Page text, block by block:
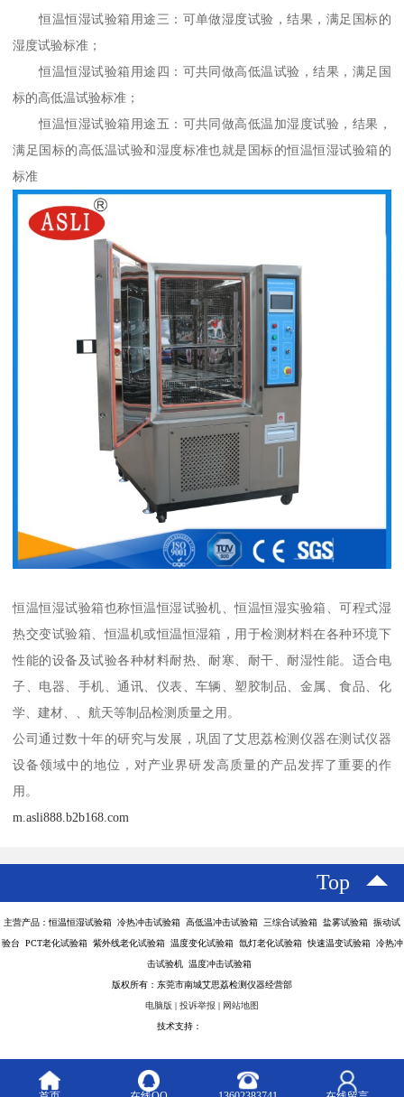
恒温恒湿试验箱用途三：可单做湿度试验，结果，满足国标的
湿度试验标准；
恒温恒湿试验箱用途四：可共同做高低温试验，结果，满足国
标的高低温试验标准；
恒温恒湿试验箱用途五：可共同做高低温加湿度试验，结果，
满足国标的高低温试验和湿度标准也就是国标的恒温恒湿试验箱的
标准
恒温恒湿试验箱也称恒温恒湿试验机、恒温恒湿实验箱、可程式湿
热交变试验箱、恒温机或恒温恒湿箱，用于检测材料在各种环境下
性能的设备及试验各种材料耐热、耐寒、耐干、耐湿性能。适合电
子、电器、手机、通讯、仪表、车辆、塑胶制品、金属、食品、化
学、建材、、航天等制品检测质量之用。
公司通过数十年的研究与发展，巩固了艾思荔检测仪器在测试仪器
设备领域中的地位，对产业界研发高质量的产品发挥了重要的作
用。
m.asli888.b2b168.com
Top
主营产品：恒温恒湿试验箱 冷热冲击试验箱 高低温冲击试验箱 三综合试验箱 盐雾试验箱 振动试
验台 PCT老化试验箱 紫外线老化试验箱 温度变化试验箱 氙灯老化试验箱 快速温变试验箱 冷热冲
击试验机 温度冲击试验箱
版权所有：东莞市南城艾思荔检测仪器经营部
电脑版 | 投诉举报 | 网站地图
技术支持：